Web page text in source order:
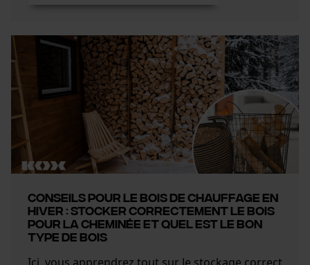
Conseils pour le bois de chauffage en
hiver : Stocker correctement le bois
pour la cheminée et quel est le bon
type de bois